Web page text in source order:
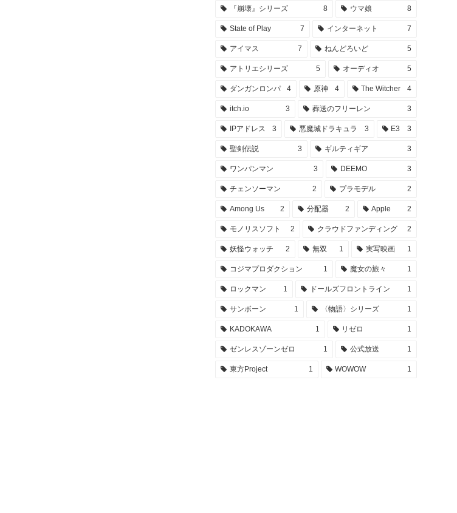
『崩壊』シリーズ 8 ウマ娘 8
State of Play 7 インターネット 7
アイマス 7 ねんどろいど 5
アトリエシリーズ 5 オーディオ 5
ダンガンロンパ 4 原神 4 The Witcher 4
itch.io 3 葬送のフリーレン 3
IPアドレス 3 悪魔城ドラキュラ 3 E3 3
聖剣伝説 3 ギルティギア 3
ワンパンマン 3 DEEMO 3
チェンソーマン 2 プラモデル 2
Among Us 2 分配器 2 Apple 2
モノリスソフト 2 クラウドファンディング 2
妖怪ウォッチ 2 無双 1 実写映画 1
コジマプロダクション 1 魔女の旅々 1
ロックマン 1 ドールズフロントライン 1
サンボーン 1 〈物語〉シリーズ 1
KADOKAWA 1 リゼロ 1
ゼンレスゾーンゼロ 1 公式放送 1
東方Project 1 WOWOW 1